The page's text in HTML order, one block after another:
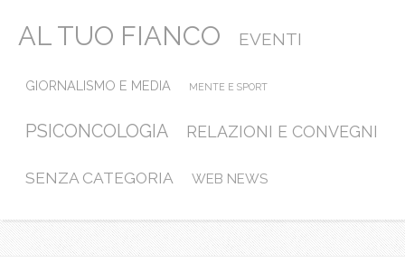
AL TUO FIANCO
EVENTI
GIORNALISMO E MEDIA MENTE E SPORT
PSICONCOLOGIA RELAZIONI E CONVEGNI
SENZA CATEGORIA WEB NEWS